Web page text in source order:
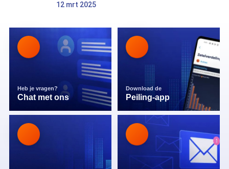
12 mrt 2025
Heb je vragen?
Chat met ons
Download de
Peiling-app